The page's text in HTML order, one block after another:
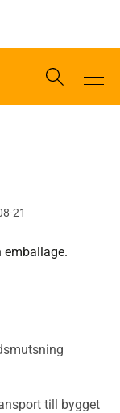
21
till bygget